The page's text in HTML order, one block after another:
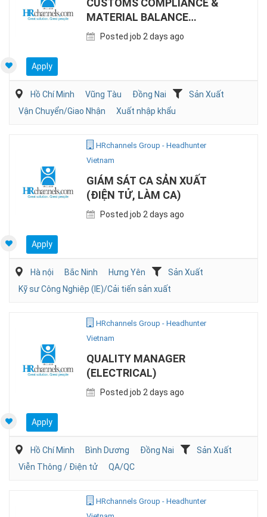
CUSTOMS COMPLIANCE &
MATERIAL BALANCE
SPECIALIST (EPE)
Posted job 2 days ago
Apply
Hồ Chí Minh Vũng Tàu Đồng Nai
Sản Xuất
Vận Chuyển/Giao Nhận
Xuất nhập khẩu
HRchannels Group - Headhunter
Vietnam
GIÁM SÁT CA SẢN XUẤT
(ĐIỆN TỬ, LÀM CA)
Posted job 2 days ago
Apply
Hà nội Bắc Ninh Hưng Yên
Sản Xuất
Kỹ sư Công Nghiệp (IE)/Cải tiến sản xuất
HRchannels Group - Headhunter
Vietnam
QUALITY MANAGER
(ELECTRICAL)
Posted job 2 days ago
Apply
Hồ Chí Minh Bình Dương Đồng Nai
Sản Xuất
Viễn Thông / Điện tử
QA/QC
HRchannels Group - Headhunter